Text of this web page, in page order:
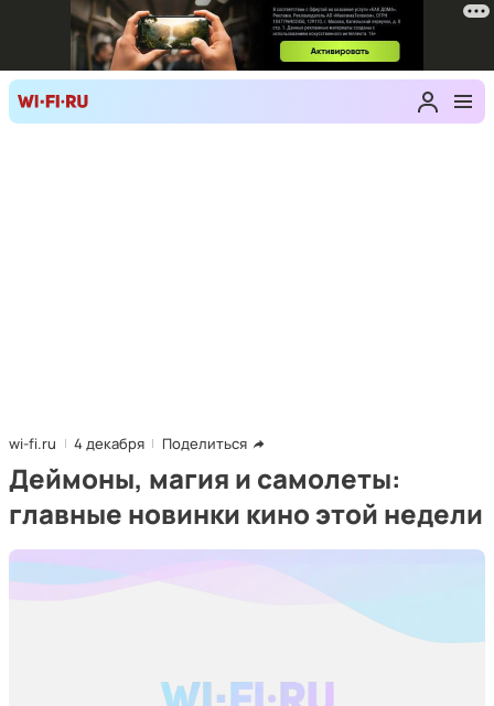
wi-fi.ru 4 декабря Поделиться
Деймоны, магия и самолеты:
главные новинки кино этой недели